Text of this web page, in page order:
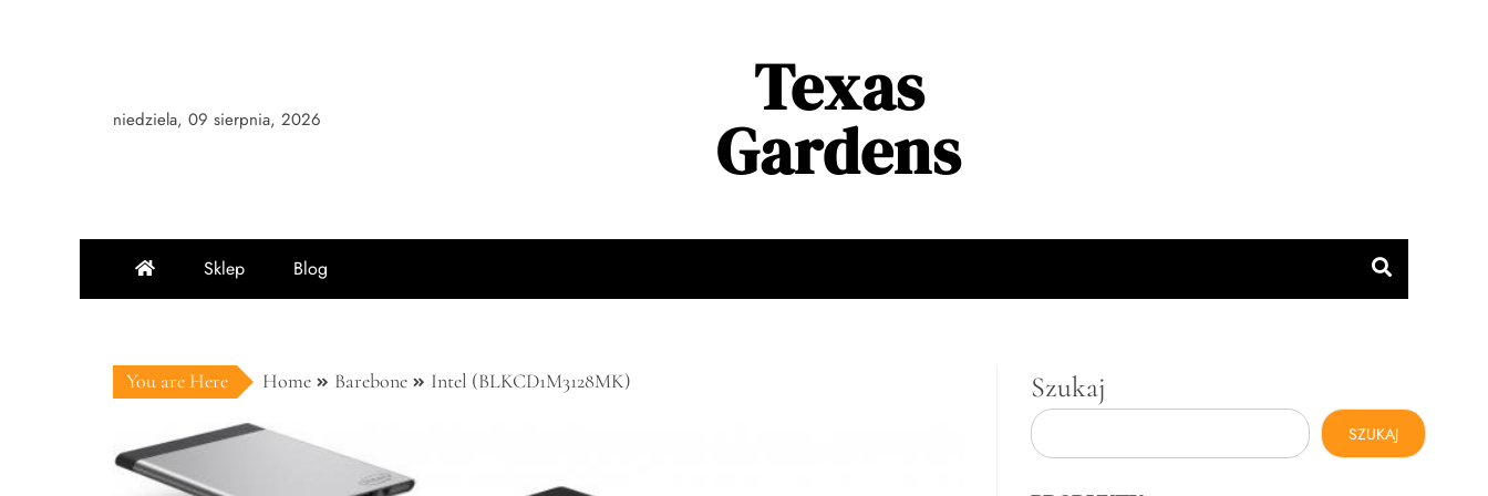
niedziela, 09 sierpnia, 2026
Texas
Gardens
Sklep Blog
You are Here Home Barebone Intel (BLKCD1M3128MK) Szukaj
SZUKAJ